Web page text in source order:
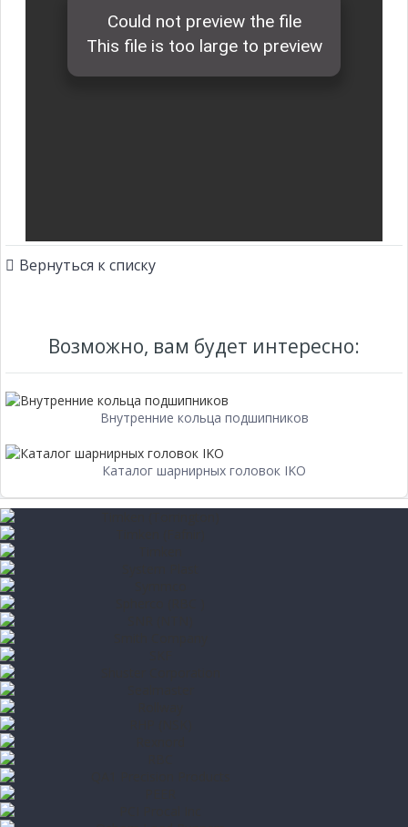
Вернуться к списку
Возможно, вам будет интересно:
Внутренние кольца подшипников
Каталог шарнирных головок IKO